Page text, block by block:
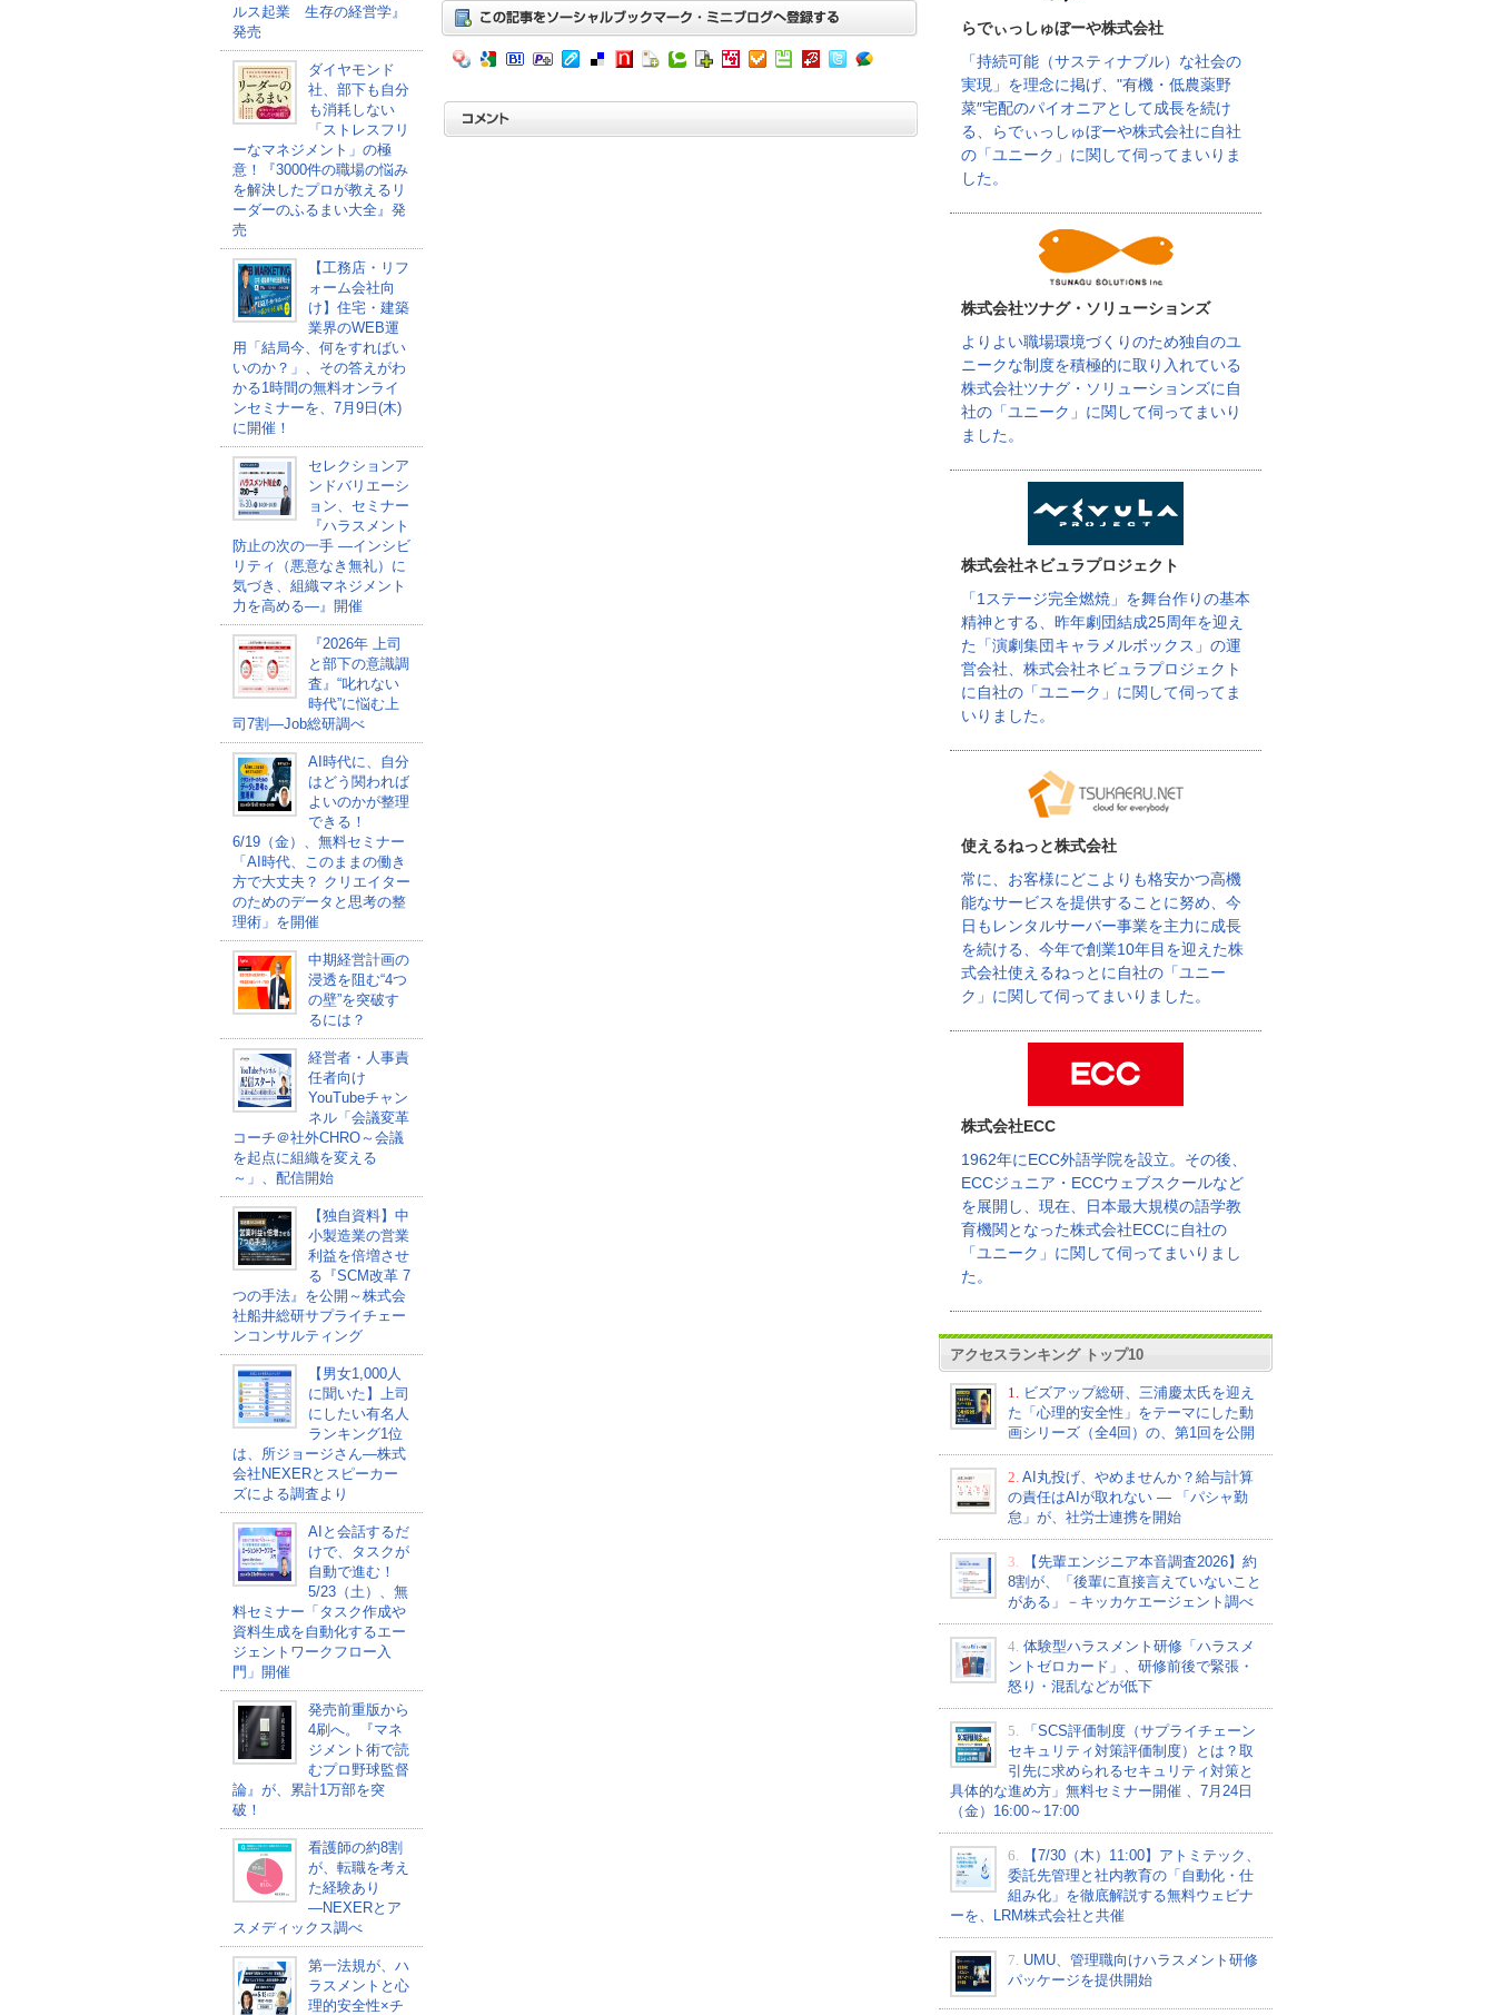
ルス起業 生存の経営学』
発売
ダイヤモンド
社、部下も自分
も消耗しない
「ストレスフリ
ーなマネジメント」の極
意！『3000件の職場の悩み
を解決したプロが教えるリ
ーダーのふるまい大全』発
売
【工務店・リフ
ォーム会社向
け】住宅・建築
業界のWEB運
用「結局今、何をすればい
いのか？」、その答えがわ
かる1時間の無料オンライ
ンセミナーを、7月9日(木)
に開催！
セレクションア
ンドバリエーシ
ョン、セミナー
『ハラスメント
防止の次の一手 ―インシビ
リティ（悪意なき無礼）に
気づき、組織マネジメント
力を高める―』開催
『2026年 上司
と部下の意識調
査』“叱れない
時代”に悩む上
司7割―Job総研調べ
AI時代に、自分
はどう関われば
よいのかが整理
できる！
6/19（金）、無料セミナー
「AI時代、このままの働き
方で大丈夫？ クリエイター
のためのデータと思考の整
理術」を開催
中期経営計画の
浸透を阻む“4つ
の壁”を突破す
るには？
経営者・人事責
任者向け
YouTubeチャン
ネル「会議変革
コーチ＠社外CHRO～会議
を起点に組織を変える
～」、配信開始
【独自資料】中
小製造業の営業
利益を倍増させ
る『SCM改革 7
つの手法』を公開～株式会
社船井総研サプライチェー
ンコンサルティング
【男女1,000人
に聞いた】上司
にしたい有名人
ランキング1位
は、所ジョージさん―株式
会社NEXERとスピーカー
ズによる調査より
AIと会話するだ
けで、タスクが
自動で進む！
5/23（土）、無
料セミナー「タスク作成や
資料生成を自動化するエー
ジェントワークフロー入
門」開催
発売前重版から
4刷へ。『マネ
ジメント術で読
むプロ野球監督
論』が、累計1万部を突
破！
看護師の約8割
が、転職を考え
た経験あり
―NEXERとア
スメディックス調べ
第一法規が、ハ
ラスメントと心
理的安全性×チ
らでぃっしゅぼーや株式会社
「持続可能（サスティナブル）な社会の
実現」を理念に掲げ、"有機・低農薬野
菜″宅配のパイオニアとして成長を続け
る、らでぃっしゅぼーや株式会社に自社
の「ユニーク」に関して伺ってまいりま
した。
株式会社ツナグ・ソリューションズ
よりよい職場環境づくりのため独自のユ
ニークな制度を積極的に取り入れている
株式会社ツナグ・ソリューションズに自
社の「ユニーク」に関して伺ってまいり
ました。
株式会社ネビュラプロジェクト
「1ステージ完全燃焼」を舞台作りの基本
精神とする、昨年劇団結成25周年を迎え
た「演劇集団キャラメルボックス」の運
営会社、株式会社ネビュラプロジェクト
に自社の「ユニーク」に関して伺ってま
いりました。
使えるねっと株式会社
常に、お客様にどこよりも格安かつ高機
能なサービスを提供することに努め、今
日もレンタルサーバー事業を主力に成長
を続ける、今年で創業10年目を迎えた株
式会社使えるねっとに自社の「ユニー
ク」に関して伺ってまいりました。
株式会社ECC
1962年にECC外語学院を設立。その後、
ECCジュニア・ECCウェブスクールなど
を展開し、現在、日本最大規模の語学教
育機関となった株式会社ECCに自社の
「ユニーク」に関して伺ってまいりまし
た。
アクセスランキング トップ10
1.
ビズアップ総研、三浦慶太氏を迎え
た「心理的安全性」をテーマにした動
画シリーズ（全4回）の、第1回を公開
2. AI丸投げ、やめませんか？給与計算
の責任はAIが取れない ― 「パシャ勤
怠」が、社労士連携を開始
3.
【先輩エンジニア本音調査2026】約
8割が、「後輩に直接言えていないこと
がある」－キッカケエージェント調べ
4. 体験型ハラスメント研修「ハラスメ
ントゼロカード」、研修前後で緊張・
怒り・混乱などが低下
5.
「SCS評価制度（サプライチェーン
セキュリティ対策評価制度）とは？取
引先に求められるセキュリティ対策と
具体的な進め方」無料セミナー開催 、7月24日
（金）16:00～17:00
6.
【7/30（木）11:00】アトミテック、
委託先管理と社内教育の「自動化・仕
組み化」を徹底解説する無料ウェビナ
ーを、LRM株式会社と共催
7. UMU、管理職向けハラスメント研修
パッケージを提供開始